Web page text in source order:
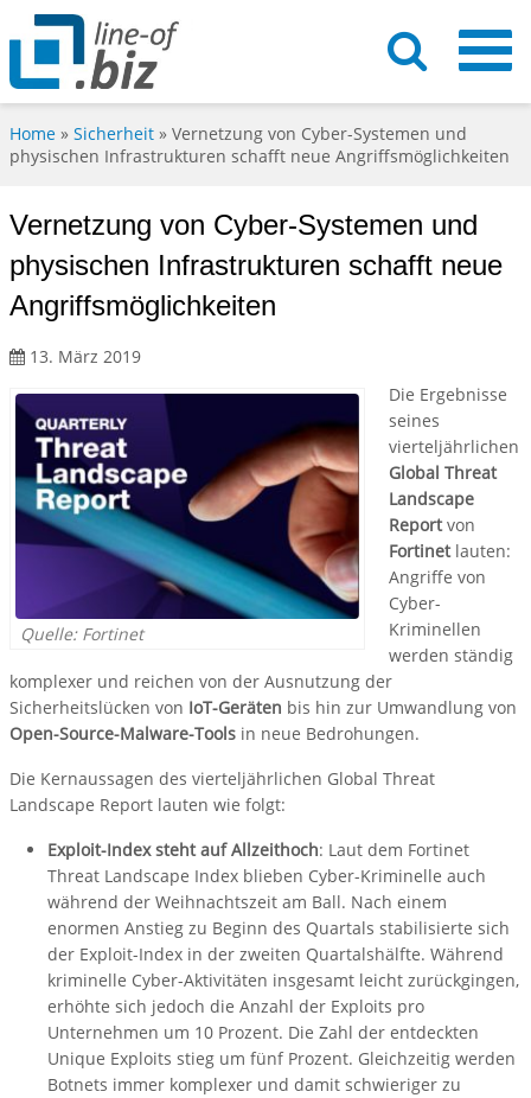
Home » Sicherheit » Vernetzung von Cyber-Systemen und
physischen Infrastrukturen schafft neue Angriffsmöglichkeiten
Vernetzung von Cyber-Systemen und
physischen Infrastrukturen schafft neue
Angriffsmöglichkeiten
13. März 2019
Quelle: Fortinet
Die Ergebnisse
seines
vierteljährlichen
Global Threat
Landscape
Reportvon
Fortinetlauten:
Angriffe von
Cyber-
Kriminellen
werden ständig
komplexer und reichen von der Ausnutzung der
Sicherheitslücken von IoT-Geräten bis hin zur Umwandlung von
Open-Source-Malware-Tools in neue Bedrohungen.
Die Kernaussagen des vierteljährlichen Global Threat
Landscape Report lauten wie folgt:
Exploit-Index steht auf Allzeithoch: Laut dem Fortinet
Threat Landscape Index blieben Cyber-Kriminelle auch
während der Weihnachtszeit am Ball. Nach einem
enormen Anstieg zu Beginn des Quartals stabilisierte sich
der Exploit-Index in der zweiten Quartalshälfte. Während
kriminelle Cyber-Aktivitäten insgesamt leicht zurückgingen,
erhöhte sich jedoch die Anzahl der Exploits pro
Unternehmen um 10 Prozent. Die Zahl der entdeckten
Unique Exploits stieg um fünf Prozent. Gleichzeitig werden
Botnets immer komplexer und damit schwieriger zu